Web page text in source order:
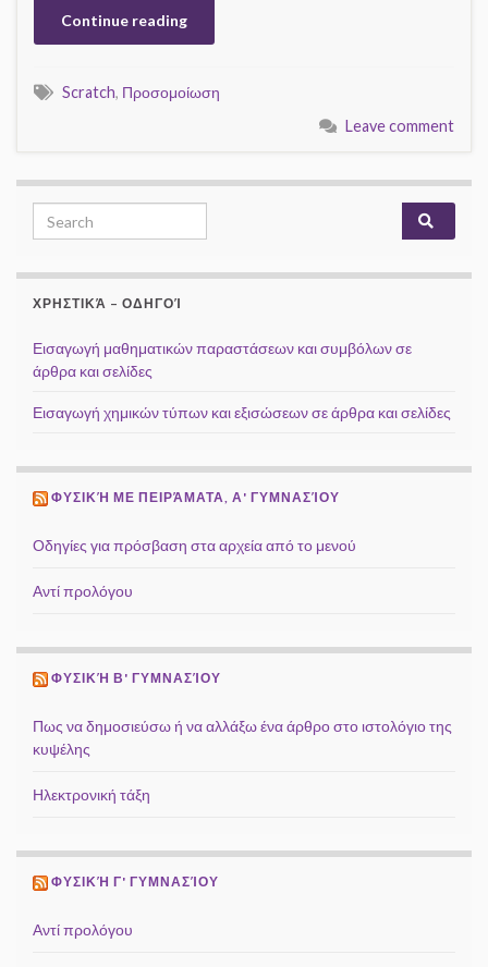
Continue reading
Scratch, Προσομοίωση
Leave comment
Search for:
ΧΡΗΣΤΙΚΆ – ΟΔΗΓΟΊ
Εισαγωγή μαθηματικών παραστάσεων και συμβόλων σε
άρθρα και σελίδες
Εισαγωγή χημικών τύπων και εξισώσεων σε άρθρα και σελίδες
ΦΥΣΙΚΉ ΜΕ ΠΕΙΡΆΜΑΤΑ, Α' ΓΥΜΝΑΣΊΟΥ
Οδηγίες για πρόσβαση στα αρχεία από το μενού
Αντί προλόγου
ΦΥΣΙΚΉ Β' ΓΥΜΝΑΣΊΟΥ
Πως να δημοσιεύσω ή να αλλάξω ένα άρθρο στο ιστολόγιο της
κυψέλης
Ηλεκτρονική τάξη
ΦΥΣΙΚΉ Γ' ΓΥΜΝΑΣΊΟΥ
Αντί προλόγου